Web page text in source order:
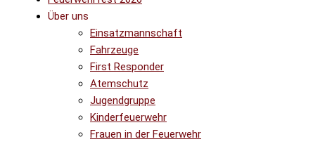
Über uns
Einsatzmannschaft
Fahrzeuge
First Responder
Atemschutz
Jugendgruppe
Kinderfeuerwehr
Frauen in der Feuerwehr